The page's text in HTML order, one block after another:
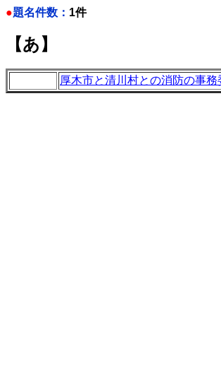
●題名件数： 1件
【あ】
厚木市と清川村との消防の事